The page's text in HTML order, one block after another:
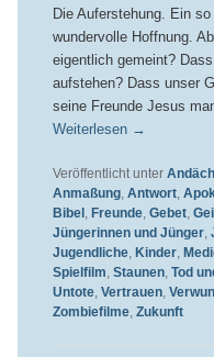
Die Auferstehung. Ein
wundervolle Hoffnung.
eigentlich gemeint?
aufstehen? Dass unser
seine Freunde Jesus
Weiterlesen →
Veröffentlicht unter
Anmaßung, Antwort,
Bibel , Freunde, Gebet,
Jüngerinnen und Jünger,
Jugendliche, Kinder,
Spielfilm, Staunen, Tod
Untote, Vertrauen,
Zombiefilme, Zukunft